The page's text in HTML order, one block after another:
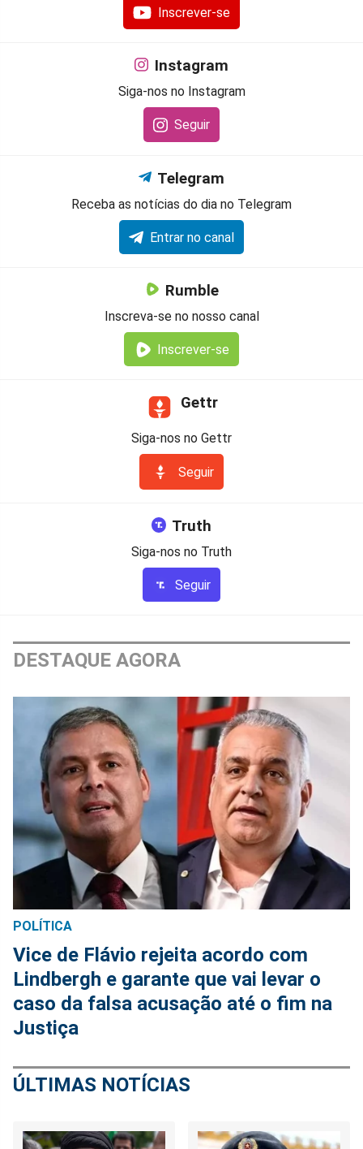
Inscrever-se
Instagram
Siga-nos no Instagram
Seguir
Telegram
Receba as notícias do dia no Telegram
Entrar no canal
Rumble
Inscreva-se no nosso canal
Inscrever-se
Gettr
Siga-nos no Gettr
Seguir
Truth
Siga-nos no Truth
Seguir
DESTAQUE AGORA
POLÍTICA
Vice de Flávio rejeita acordo com
Lindbergh e garante que vai levar o
caso da falsa acusação até o fim na
Justiça
ÚLTIMAS NOTÍCIAS